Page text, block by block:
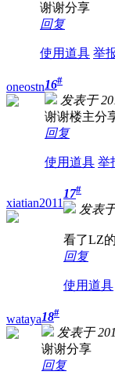
谢谢分享
回复
使用道具 举
oneostn16#
发表于
谢谢楼主分
回复
使用道具 举
xiatian2011
17#
发表
看了LZ
回复
使用道具
wataya18#
发表于
谢谢分享
回复